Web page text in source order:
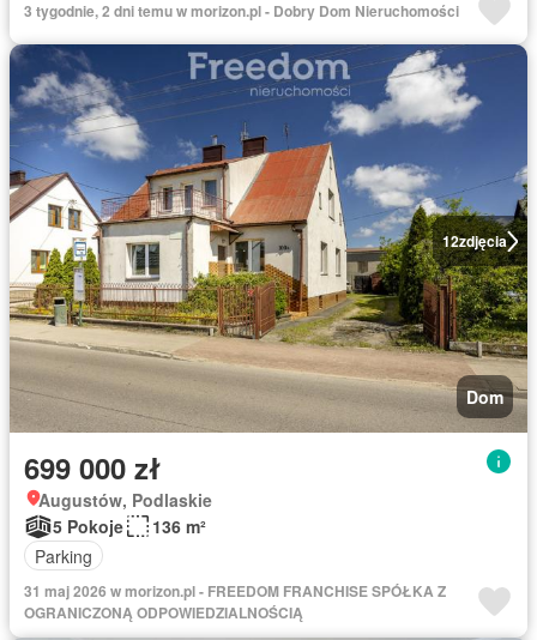
3 tygodnie, 2 dni temu w morizon.pl - Dobry Dom Nieruchomości
12zdjęcia
Dom
699 000 zł
Augustów, Podlaskie
5 Pokoje
136 m²
Parking
31 maj 2026 w morizon.pl - FREEDOM FRANCHISE SPÓŁKA Z
OGRANICZONĄ ODPOWIEDZIALNOŚCIĄ